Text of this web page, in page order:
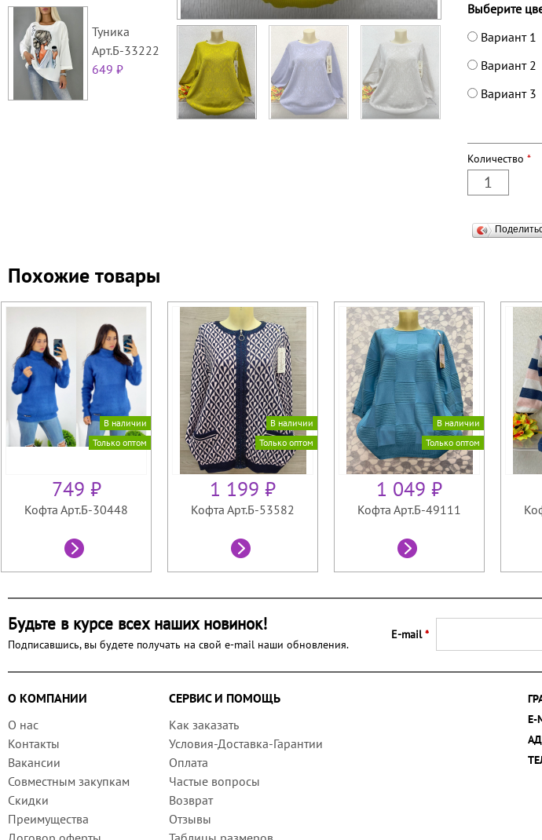
Туника
Арт.Б-33222
649 ₽
Выберите
Вариант 1
Вариант 2
Вариант 3
Количество *
Похожие товары
В наличии
Только оптом
749 ₽
Кофта Арт.Б-30448
В наличии
Только оптом
1 199 ₽
Кофта Арт.Б-53582
В наличии
Только оптом
1 049 ₽
Кофта Арт.Б-49111
Будьте в курсе всех наших новинок!
Подписавшись, вы будете получать на свой e-mail наши обновления.
E-mail*
О КОМПАНИИ
СЕРВИС И ПОМОЩЬ
О нас
Контакты
Вакансии
Совместным закупкам
Скидки
Преимущества
Как заказать
Условия-Доставка-Гарантии
Оплата
Частые вопросы
Возврат
Отзывы
E-